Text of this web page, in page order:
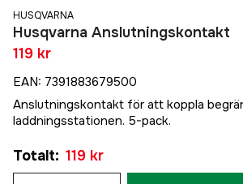
HUSQVARNA
Husqvarna Anslutningskontakt
119 kr
EAN: 7391883679500
Anslutningskontakt för att koppla
laddningsstationen. 5-pack.
Totalt: 119 kr